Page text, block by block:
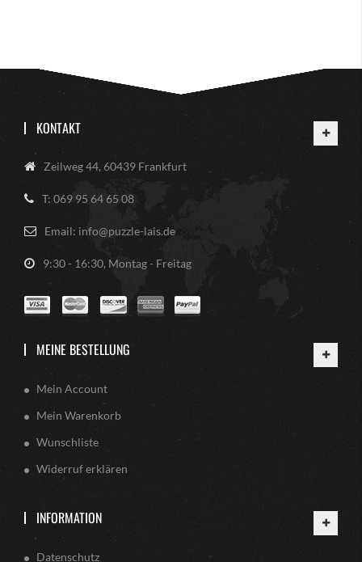
KONTAKT
Zeilweg 44, 60439 Frankfurt
T: 069 95 64 65 08
Email: info@puzzle-lais.de
9:30 - 16:30, Montag - Freitag
MEINE BESTELLUNG
Mein Account
Mein Warenkorb
Wunschliste
Widerruf erklären
INFORMATION
Datenschutz